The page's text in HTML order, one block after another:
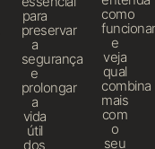
para
preservar
a
segurança
e
prolongar
a
vida
útil
dos
como
e
veja
qual
combina
mais
com
o
seu